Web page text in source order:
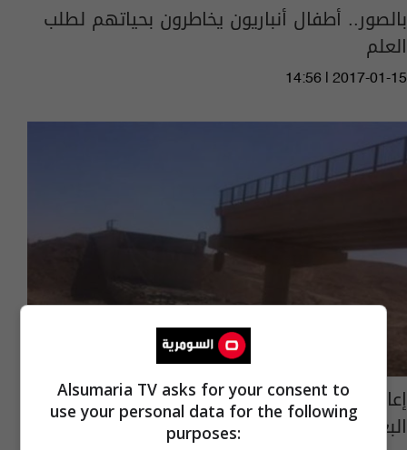
بالصور.. أطفال أنباريون يخاطرون بحياتهم لطلب
العلم
14:56 | 2017-01-15
إعادة تأهيل جسر "وحيد" الرابط بين جزيرة
البغدادي ومركز الناحية
Alsumaria TV asks for your consent to
use your personal data for the following
purposes: